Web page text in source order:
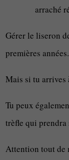
arraché
Gérer le liseron
premières années.
Mais si tu arrives
Tu peux
trèfle qui prendra
Attention tout de